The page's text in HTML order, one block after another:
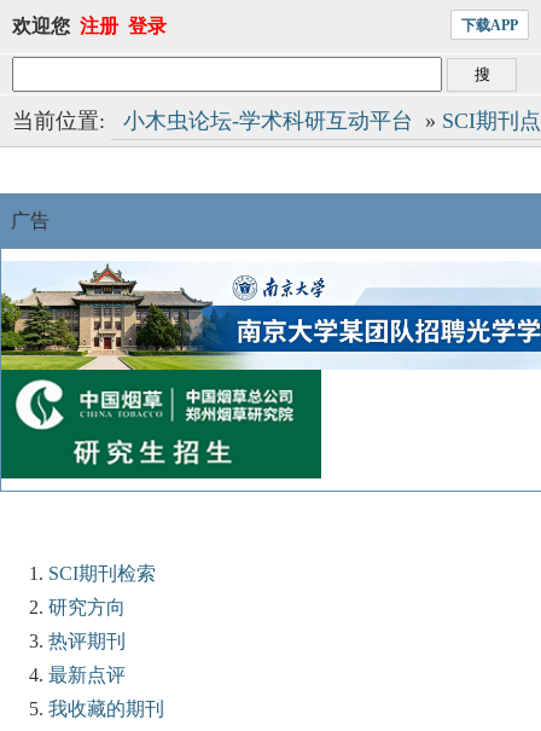
欢迎您 注册 登录 下载APP
当前位置: 小木虫论坛-学术科研互动平台 » SCI期刊
广告
SCI期刊检索
研究方向
热评期刊
最新点评
我收藏的期刊